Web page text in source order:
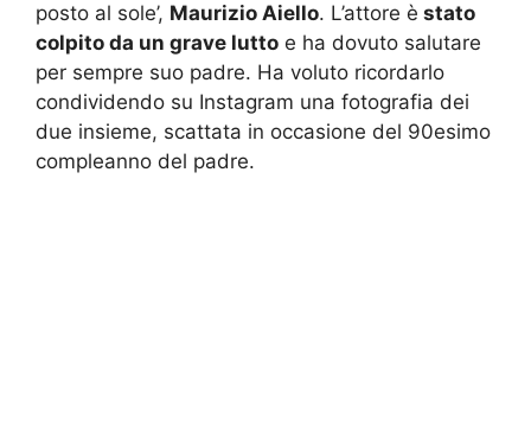
posto al sole’, Maurizio Aiello. L’attore è stato
colpito da un grave lutto e ha dovuto salutare
per sempre suo padre. Ha voluto ricordarlo
condividendo su Instagram una fotografia dei
due insieme, scattata in occasione del 90esimo
compleanno del padre.